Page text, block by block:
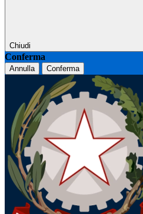
Chiudi
Conferma
Annulla Conferma